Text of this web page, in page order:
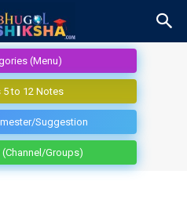
(Menu)
5 to 12 Notes
Suggestion
Groups)